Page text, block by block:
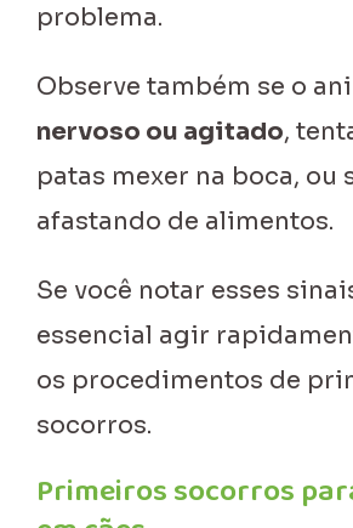
problema.
Observe também se o
nervoso ou agitado,
patas mexer na boca, ou
afastando de alimentos.
Se você notar esses
essencial agir
os procedimentos de
socorros.
Primeiros socorros